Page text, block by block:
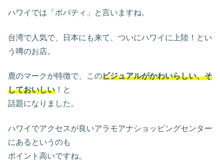
ハワイでは「ボバティ」と言いますね。
台湾で人気で、日本にも来て、ついにハワイに上陸！とい
う噂のお店。
鹿のマークが特徴で、このビジュアルがかわいらしい、そ
しておいしい ！と
話題になりました。
ハワイでアクセスが良いアラモアナショッピングセンター
にあるというのも
ポイント高いですね。